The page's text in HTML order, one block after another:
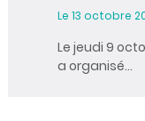
Le 13 octobre
Le jeudi 9
a organisé…